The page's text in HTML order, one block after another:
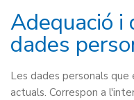
Adequació
dades
Les dades personals que
actuals. Correspon a